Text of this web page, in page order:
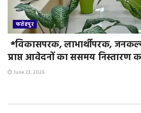
फतेहपुर
*विकासपरक, लाभार्थीपरक,
प्राप्त आवेदनों का ससमय निस्तारण
June 23, 2026